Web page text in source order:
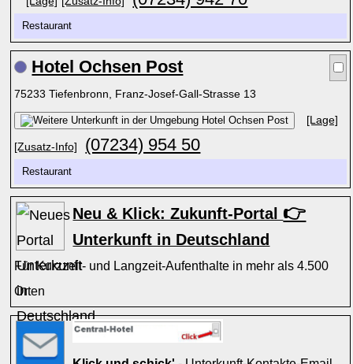
Restaurant
Hotel Ochsen Post
75233 Tiefenbronn, Franz-Josef-Gall-Strasse 13
[Lage]
[Zusatz-Info] (07234) 954 50
Restaurant
Neu & Klick: Zukunft-Portal 👉
Unterkunft in Deutschland
Für Kurzzeit- und Langzeit-Aufenthalte in mehr als 4.500
Orten